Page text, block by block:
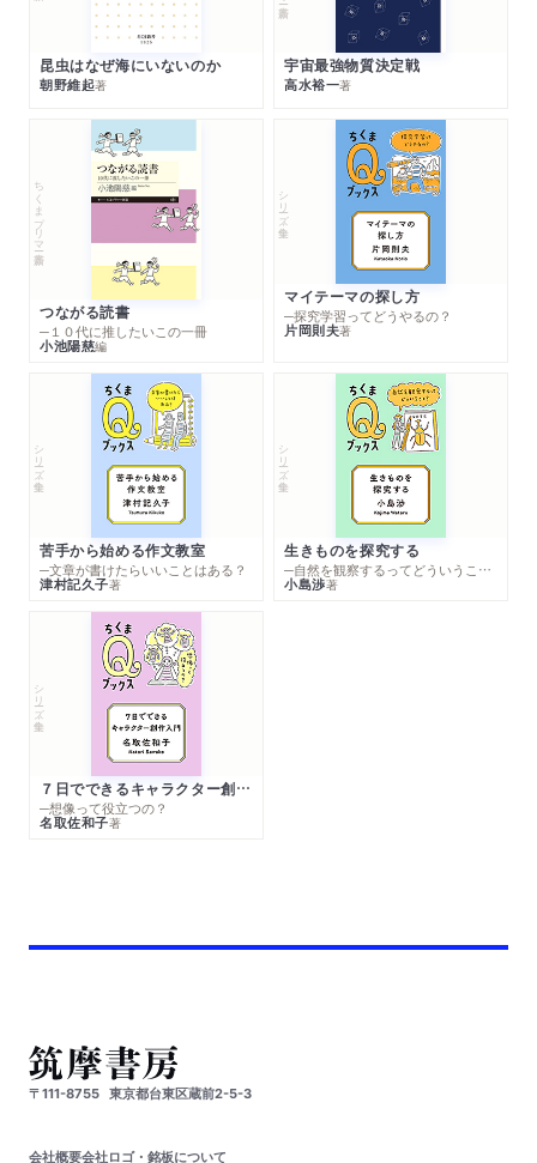
昆虫はなぜ海にいないのか
朝野維起著
宇宙最強物質決定戦
高水裕一著
ちくまプリマー新書
つながる読書
─１０代に推したいこの一冊
小池陽慈編
シリーズ・全集
マイテーマの探し方
─探究学習ってどうやるの？
片岡則夫著
シリーズ・全集
苦手から始める作文教室
─文章が書けたらいいことはある？
津村記久子著
シリーズ・全集
生きものを探究する
─自然を観察するってどういうこと？
小島渉著
シリーズ・全集
７日でできるキャラクター創作入門
─想像って役立つの？
名取佐和子著
〒111-8755 東京都台東区蔵前2-5-3
会社概要会社ロゴ・銘板について